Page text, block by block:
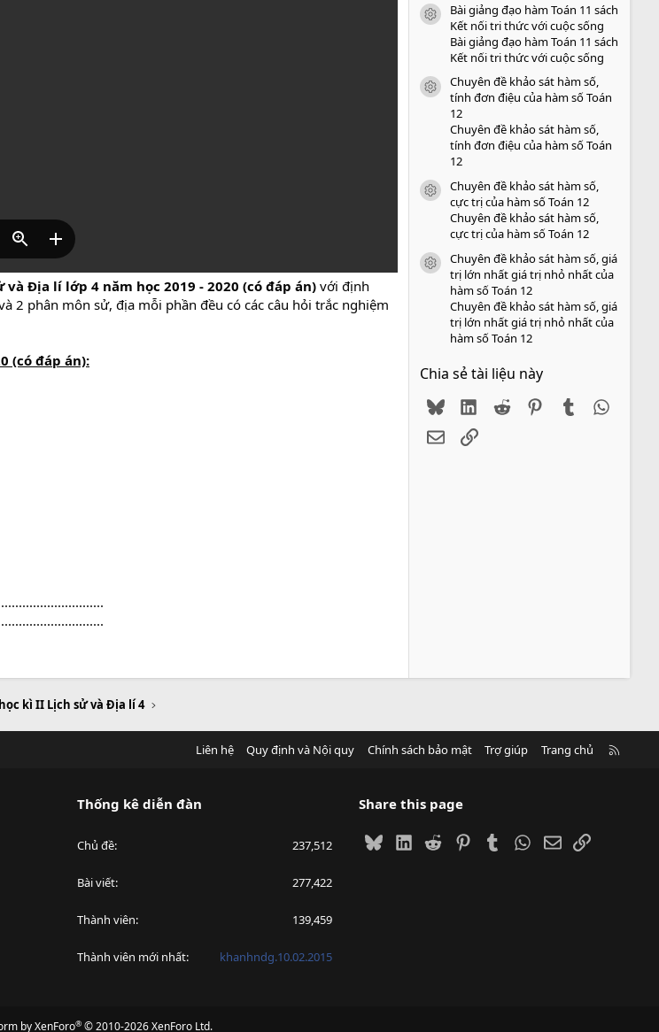
Địa lí lớp 4 năm học 2019 - 2020 (có đáp án) với định
2 phân môn sử, địa mỗi phần đều có các câu hỏi trắc nghiệm
(có đáp án):
icon tài liệu
Bài giảng đạo hàm Toán 11 sách
Kết nối tri thức với cuộc sống
Bài giảng đạo hàm Toán 11 sách
Kết nối tri thức với cuộc sống
icon tài liệu
Chuyên đề khảo sát hàm số,
tính đơn điệu của hàm số Toán
12
Chuyên đề khảo sát hàm số,
tính đơn điệu của hàm số Toán
12
icon tài liệu
Chuyên đề khảo sát hàm số,
cực trị của hàm số Toán 12
Chuyên đề khảo sát hàm số,
cực trị của hàm số Toán 12
icon tài liệu
Chuyên đề khảo sát hàm số, giá
trị lớn nhất giá trị nhỏ nhất của
hàm số Toán 12
Chuyên đề khảo sát hàm số, giá
trị lớn nhất giá trị nhỏ nhất của
hàm số Toán 12
Chia sẻ tài liệu này
BlueskyLinkedIn
Reddit PinterestTumblr
EmailLink
kì II Lịch sử và Địa lí 4
Liên hệ Quy định và Nội quy Chính sách bảo mật Trợ giúp Trang chủ
Thống kê diễn đàn
Chủ đề 237,512
Bài viết 277,422
Thành viên 139,459
Thành viên mới nhất khanhndg.10.02.2015
Share this page
BlueskyLinkedIn
Reddit PinterestTumblrWhatsApp
EmailLink
by XenForo® © 2010-2026 XenForo Ltd.